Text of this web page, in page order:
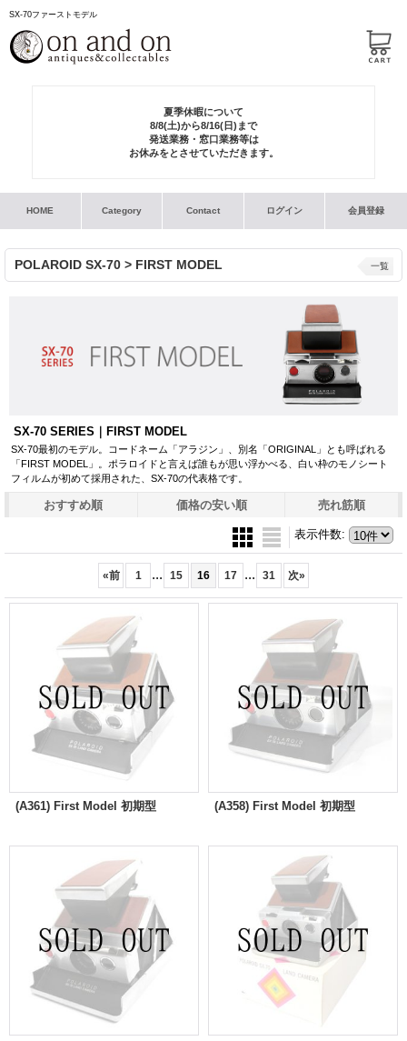
SX-70ファーストモデル
夏季休暇について
8/8(土)から8/16(日)まで
発送業務・窓口業務等は
お休みをとさせていただきます。
HOME Category Contact ログイン 会員登録
POLAROID SX-70 > FIRST MODEL
SX-70 SERIES｜FIRST MODEL
SX-70最初のモデル。コードネーム「アラジン」、別名「ORIGINAL」とも呼ばれる
「FIRST MODEL」。ポラロイドと言えば誰もが思い浮かべる、白い枠のモノシート
フィルムが初めて採用された、SX-70の代表格です。
一覧
おすすめ順 価格の安い順 売れ筋順
表示件数:
«前 1 ... 15 16 17 ... 31 次»
(A361) First Model 初期型 (A358) First Model 初期型